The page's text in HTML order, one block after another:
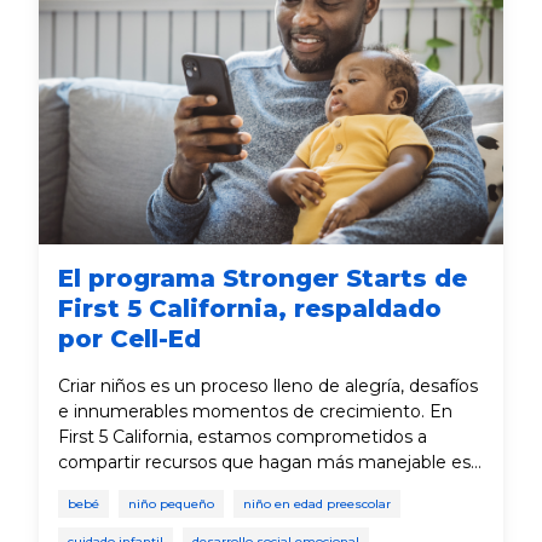
El programa Stronger Starts de
First 5 California, respaldado
por Cell-Ed
Criar niños es un proceso lleno de alegría, desafíos
e innumerables momentos de crecimiento. En
First 5 California, estamos comprometidos a
compartir recursos que hagan más manejable ese
nuestra asociación continua con Cell-Ed para
bebé niño pequeño niño en edad preescolar